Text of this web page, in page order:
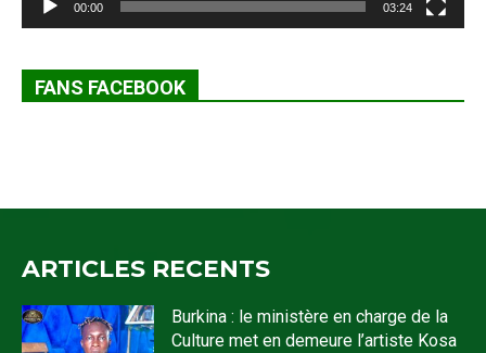
00:00 03:24
FANS FACEBOOK
ARTICLES RECENTS
Burkina : le ministère en charge de la
Culture met en demeure l’artiste Kosa